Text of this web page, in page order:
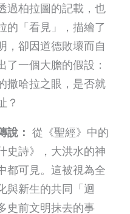
過柏拉圖的記載，也
的「看見」，描繪了
，卻因道德敗壞而自
一個大膽的假設：
撒哈拉之眼，是否就
？
說： 從《聖經》中的
史詩》，大洪水的神
都可見。這被視為全
與新生的共同「迴
史前文明抹去的事